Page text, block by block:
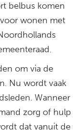
belbus komen
wonen met
om via de
Nu wordt vaak
Wanneer
zorg of hulp
dat vanuit de